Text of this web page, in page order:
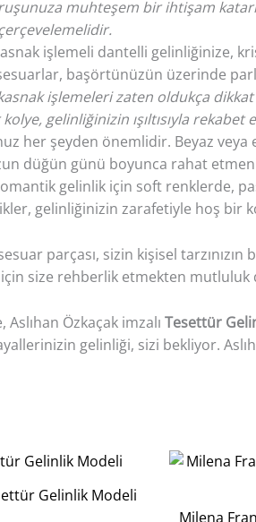
muhteşem bir ihtişam
işlemeli dantelli gelinliğinize,
başörtünüzün üzerinde
işlemeleri zaten oldukça
gelinliğinizin ışıltısıyla
her şeyden önemlidir. Beyaz veya
düğün günü boyunca rahat
gelinlik için soft renklerde,
gelinliğinizin zarafetiyle hoş bir
parçası, sizin kişisel
size rehberlik etmekten mutluluk
Özkaçak imzalı Tesettür
gelinliği, sizi bekliyor.
Gelinlik Modeli
Milena